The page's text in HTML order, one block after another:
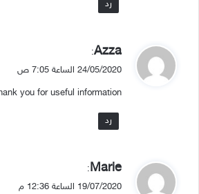
رد
ي
ق
ل
Azza
:
24/05/2020 الساعة 7:05 ص
you for useful information
رد
ي
ق
Marie
:
19/07/2020 الساعة 12:36 م